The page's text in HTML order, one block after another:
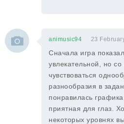
animusic94 23
Сначала игра
увлекательной, но
чувствоваться
разнообразия в
понравилась
приятная для глаз.
некоторых уровнях